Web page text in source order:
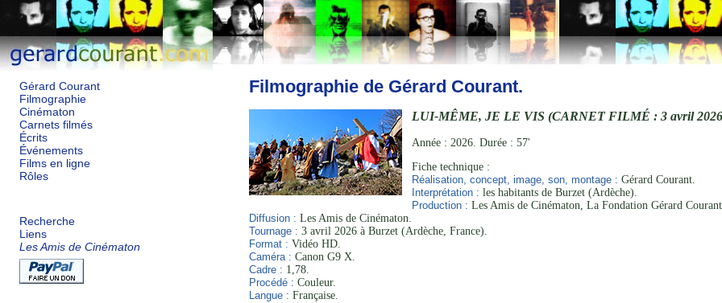
Gérard Courant
Filmographie
Cinématon
Carnets filmés
Écrits
Événements
Films en ligne
Rôles
Recherche
Liens
Les Amis de Cinématon
Filmographie de Gérard Courant.
LUI-MÊME, JE LE VIS (CARNET FILMÉ : 3 avril
Année : 2026. Durée : 57'
Fiche technique :
Réalisation, concept, image, son, montage : Gérard Courant.
Interprétation : les habitants de Burzet (Ardèche).
Production : Les Amis de Cinématon, La Fondation Gérard
Diffusion : Les Amis de Cinématon.
Tournage : 3 avril 2026 à Burzet (Ardèche, France).
Format : Vidéo HD.
Caméra : Canon G9 X.
Cadre : 1,78.
Procédé : Couleur.
Langue : Française.